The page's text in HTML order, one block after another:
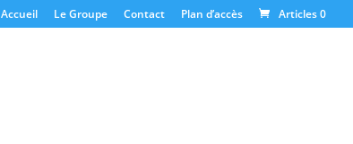
Accueil Le Groupe Contact Plan d’accès Articles 0